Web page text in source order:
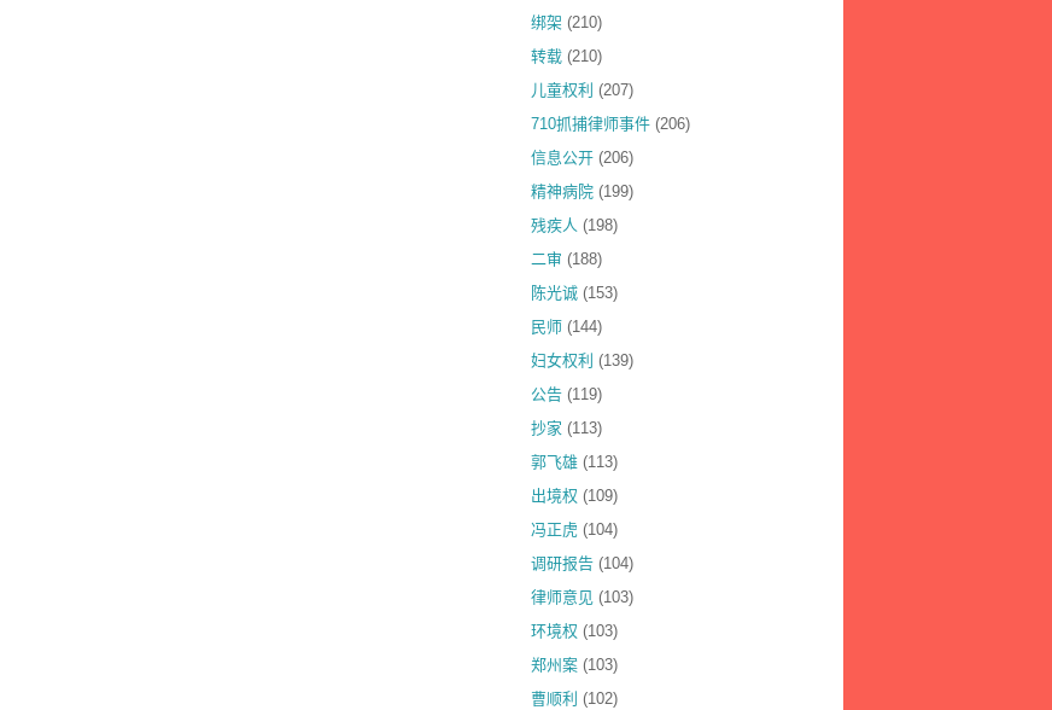
绑架 (210)
转载 (210)
儿童权利 (207)
710抓捕律师事件 (206)
信息公开 (206)
精神病院 (199)
残疾人 (198)
二审 (188)
陈光诚 (153)
民师 (144)
妇女权利 (139)
公告 (119)
抄家 (113)
郭飞雄 (113)
出境权 (109)
冯正虎 (104)
调研报告 (104)
律师意见 (103)
环境权 (103)
郑州案 (103)
曹顺利 (102)